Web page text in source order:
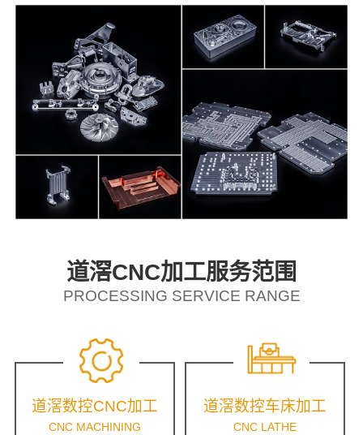
道滘CNC加工服务范围
PROCESSING SERVICE RANGE
道滘数控CNC加工
CNC MACHINING
道滘数控车床加工
CNC LATHE